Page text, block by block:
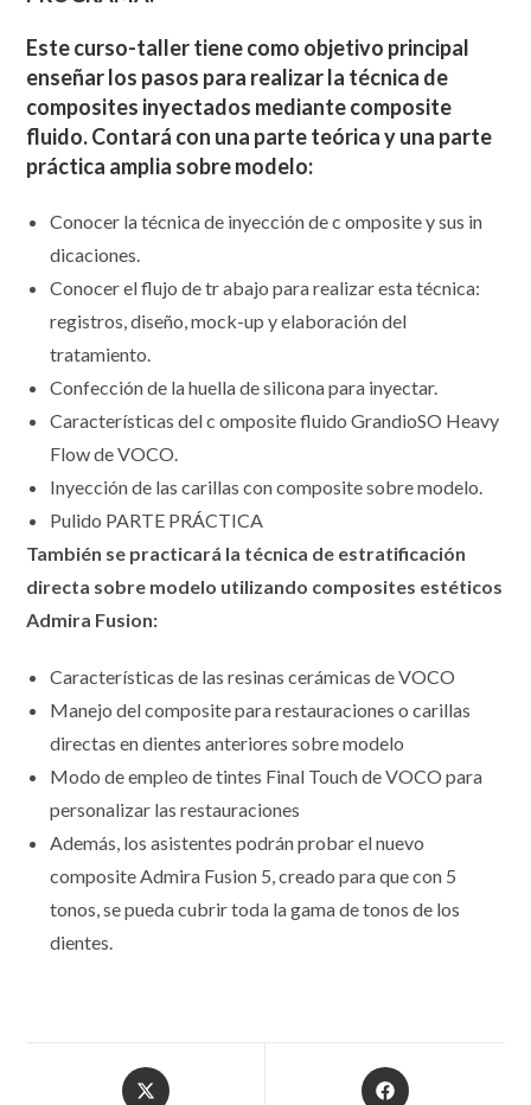
Este curso-taller tiene como objetivo principal
enseñar los pasos para realizar la técnica de
composites inyectados mediante composite
fluido. Contará con una parte teórica y una parte
práctica amplia sobre modelo:
Conocer la técnica de inyección de c omposite y sus in
dicaciones.
Conocer el flujo de tr abajo para realizar esta técnica:
registros, diseño, mock-up y elaboración del
tratamiento.
Confección de la huella de silicona para inyectar.
Características del c omposite fluido GrandioSO Heavy
Flow de VOCO.
Inyección de las carillas con composite sobre modelo.
Pulido PARTE PRÁCTICA
También se practicará la técnica de estratificación
directa sobre modelo utilizando composites estéticos
Admira Fusion:
Características de las resinas cerámicas de VOCO
Manejo del composite para restauraciones o carillas
directas en dientes anteriores sobre modelo
Modo de empleo de tintes Final Touch de VOCO para
personalizar las restauraciones
Además, los asistentes podrán probar el nuevo
composite Admira Fusion 5, creado para que con 5
tonos, se pueda cubrir toda la gama de tonos de los
dientes.